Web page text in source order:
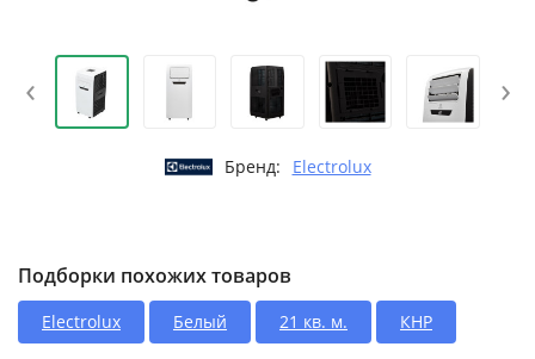
‹ ›
Бренд: Electrolux
Подборки похожих товаров
Electrolux Белый 21 кв. м. КНР